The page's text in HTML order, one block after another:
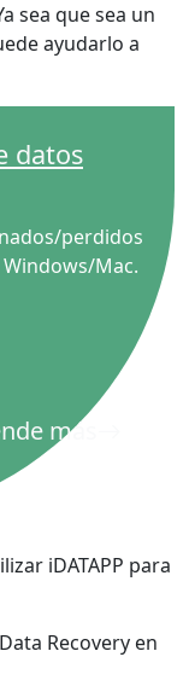
sea que sea un
ayudarlo a
datos
perdidos
Mac.
más
iDATAPP para
Recovery en